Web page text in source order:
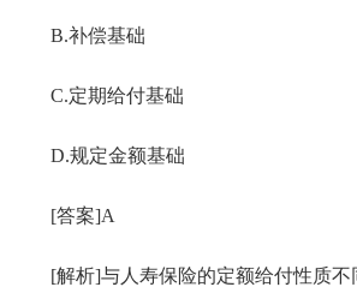
B.补偿基础
C.定期给付基础
D.规定金额基础
[答案]A
[解析]与人寿保险的定额给付性质不